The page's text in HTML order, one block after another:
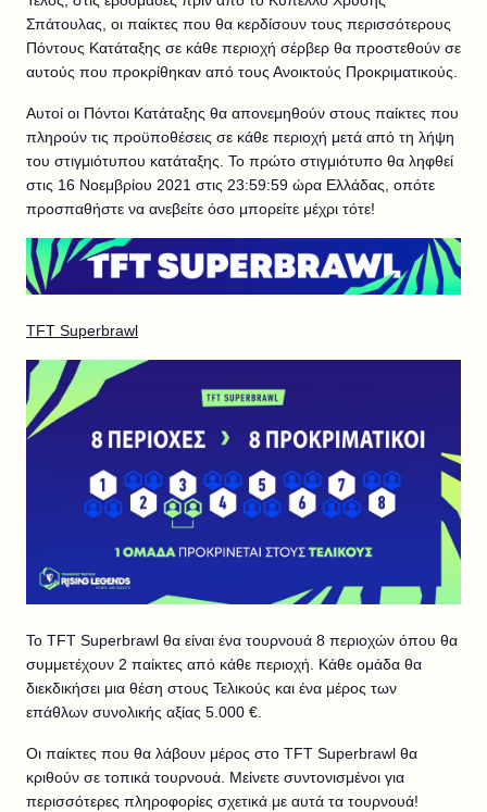
Σπάτουλας, οι παίκτες που θα κερδίσουν τους περισσότερους
Πόντους Κατάταξης σε κάθε περιοχή σέρβερ θα προστεθούν σε
αυτούς που προκρίθηκαν από τους Ανοικτούς Προκριματικούς.
Αυτοί οι Πόντοι Κατάταξης θα απονεμηθούν στους παίκτες που
πληρούν τις προϋποθέσεις σε κάθε περιοχή μετά από τη λήψη
του στιγμιότυπου κατάταξης. Το πρώτο στιγμιότυπο θα ληφθεί
στις 16 Νοεμβρίου 2021 στις 23:59:59 ώρα Ελλάδας, οπότε
προσπαθήστε να ανεβείτε όσο μπορείτε μέχρι τότε!
TFT Superbrawl
Το TFT Superbrawl θα είναι ένα τουρνουά 8 περιοχών όπου θα
συμμετέχουν 2 παίκτες από κάθε περιοχή. Κάθε ομάδα θα
διεκδικήσει μια θέση στους Τελικούς και ένα μέρος των
επάθλων συνολικής αξίας 5.000 €.
Οι παίκτες που θα λάβουν μέρος στο TFT Superbrawl θα
κριθούν σε τοπικά τουρνουά. Μείνετε συντονισμένοι για
περισσότερες πληροφορίες σχετικά με αυτά τα τουρνουά!